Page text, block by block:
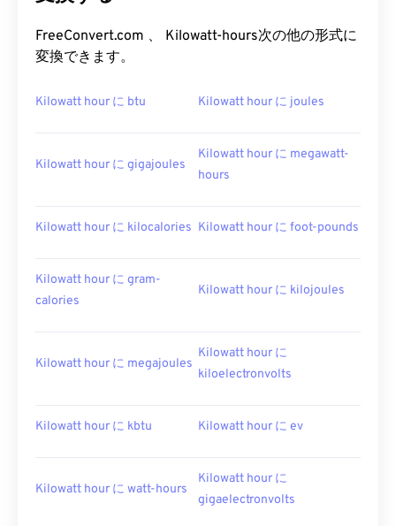
FreeConvert.com 、 Kilowatt-hours次の他の形式に
変換できます。
Kilowatt hour に btu Kilowatt hour に joules
Kilowatt hour に gigajoules
Kilowatt hour に megawatt-
hours
Kilowatt hour に kilocalories Kilowatt hour に foot-pounds
Kilowatt hour に gram-
calories
Kilowatt hour に kilojoules
Kilowatt hour に megajoules
Kilowatt hour に
kiloelectronvolts
Kilowatt hour に kbtu Kilowatt hour に ev
Kilowatt hour に watt-hours
Kilowatt hour に
gigaelectronvolts